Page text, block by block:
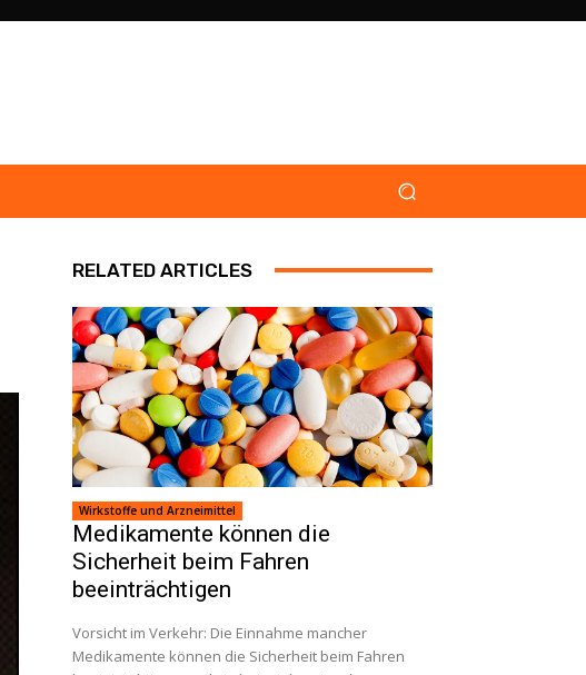
RELATED ARTICLES
Wirkstoffe und Arzneimittel
Medikamente können die
Sicherheit beim Fahren
beeinträchtigen
Vorsicht im Verkehr: Die Einnahme mancher
Medikamente können die Sicherheit beim Fahren